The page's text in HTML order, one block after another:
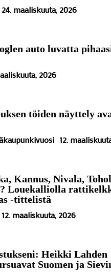
24. maaliskuuta, 2026
auto luvatta
2026
töiden näyttely
12.
Kannus, Nivala,
Louekalliolla
-tittelistä
12. maaliskuuta, 2026
Heikki Lahden
Suomen ja